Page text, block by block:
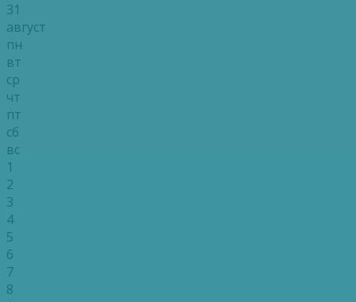
31
август
пн
вт
ср
чт
пт
сб
вс
1
2
3
4
5
6
7
8